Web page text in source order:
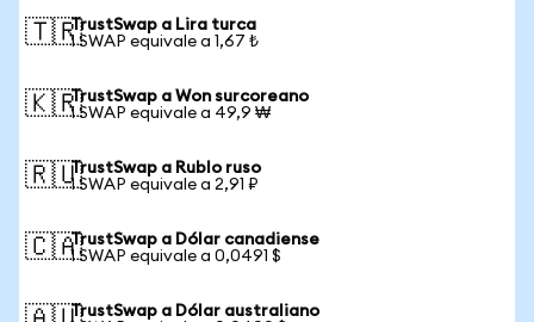
🇹🇷TrustSwap a Lira turca
1 SWAP equivale a 1,67 ₺
🇰🇷TrustSwap a Won surcoreano
1 SWAP equivale a 49,9 ₩
🇷🇺TrustSwap a Rublo ruso
1 SWAP equivale a 2,91 ₽
🇨🇦TrustSwap a Dólar canadiense
1 SWAP equivale a 0,0491 $
TrustSwap a Dólar australiano